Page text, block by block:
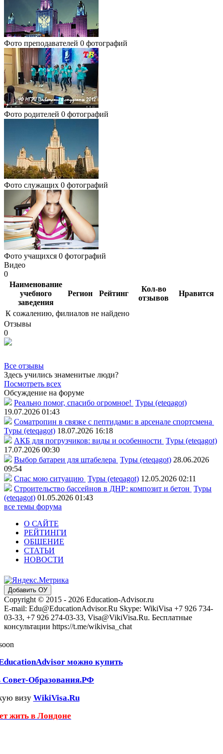
Фото преподавателей 0 фотографий
Фото родителей 0 фотографий
Фото служащих 0 фотографий
Фото учащихся 0 фотографий
Видео
0
Наименование
учебного
заведения
Регион Рейтинг
Кол-во
отзывов
Нравится
К сожалению, филиалов не найдено
Отзывы
0
Все отзывы
Здесь учились знаменитые люди?
Посмотреть всех
Обсуждение на форуме
Реально помог, спасибо огромное! Туры (eteqagot)
19.07.2026 01:43
Соматропин в связке с пептидами: в арсенале спортсмена
Туры (eteqagot) 18.07.2026 16:18
АКБ для погрузчиков: виды и особенности Туры (eteqagot)
17.07.2026 00:30
Выбор батареи для штабелера Туры (eteqagot) 28.06.2026
09:54
Спас мою ситуацию Туры (eteqagot) 12.05.2026 02:11
Строительство бассейнов в ДНР: композит и бетон Туры
(eteqagot) 01.05.2026 01:43
все темы форума
О САЙТЕ
РЕЙТИНГИ
ОБЩЕНИЕ
СТАТЬИ
НОВОСТИ
Добавить ОУ
Copyright © 2015 - 2026 Education-Advisor.ru
E-mail: Edu@EducationAdvisor.Ru Skype: WikiVisa +7 926 734-
03-33, +7 926 274-03-33, Visa@VikiVisa.Ru. Бесплатные
консультации https://t.me/wikivisa_chat
можно купить
Совет-Образования.РФ
визу WikiVisa.Ru
жить в Лондоне